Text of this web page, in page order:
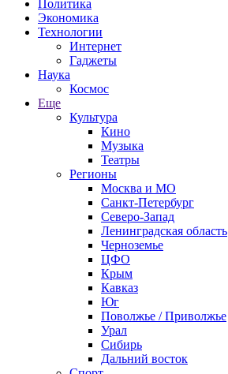
Политика
Экономика
Технологии
Интернет
Гаджеты
Наука
Космос
Еще
Культура
Кино
Музыка
Театры
Регионы
Москва и МО
Санкт-Петербург
Северо-Запад
Ленинградская область
Черноземье
ЦФО
Крым
Кавказ
Юг
Поволжье / Приволжье
Урал
Сибирь
Дальний восток